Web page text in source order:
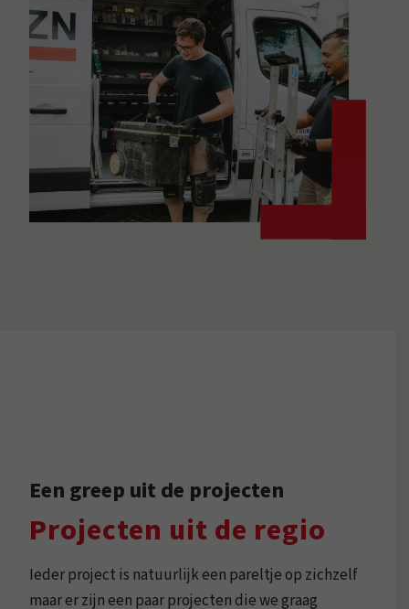
Een greep uit de projecten
Projecten uit de regio
Ieder project is natuurlijk een pareltje op zichzelf
maar er zijn een paar projecten die we graag